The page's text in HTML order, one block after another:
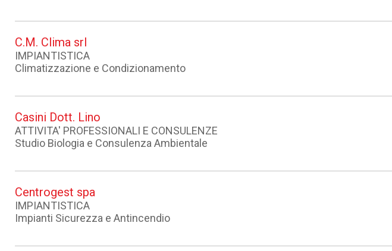
C.M. Clima srl
IMPIANTISTICA
Climatizzazione e Condizionamento
Casini Dott. Lino
ATTIVITA' PROFESSIONALI E CONSULENZE
Studio Biologia e Consulenza Ambientale
Centrogest spa
IMPIANTISTICA
Impianti Sicurezza e Antincendio